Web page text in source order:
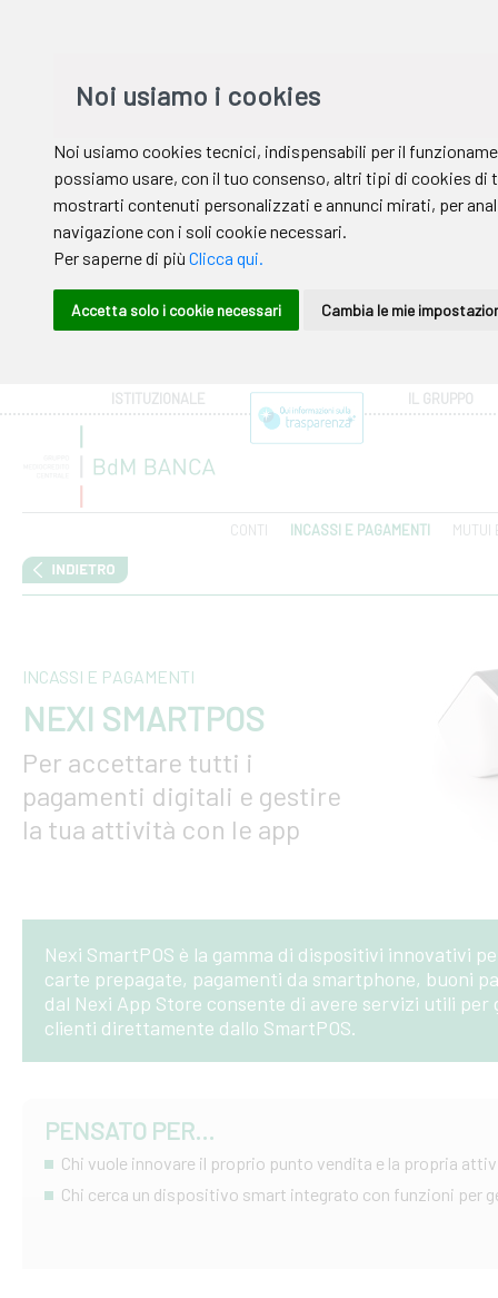
ISTITUZIONALE IL GRUPPO
CONTI INCASSI E PAGAMENTI MUTUI
INCASSI E PAGAMENTI
NEXI SMARTPOS
Per accettare tutti i
pagamenti digitali e gestire
la tua attività con le app
Nexi SmartPOS è la gamma di dispositivi innovativi
carte prepagate, pagamenti da smartphone, buoni
dal Nexi App Store consente di avere servizi utili
clienti direttamente dallo SmartPOS.
PENSATO PER...
Chi vuole innovare il proprio punto vendita e la propria
Chi cerca un dispositivo smart integrato con funzioni per